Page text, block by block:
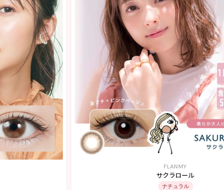
FLANMY
サクラロール
ナチュラル